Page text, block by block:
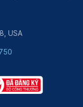
USA